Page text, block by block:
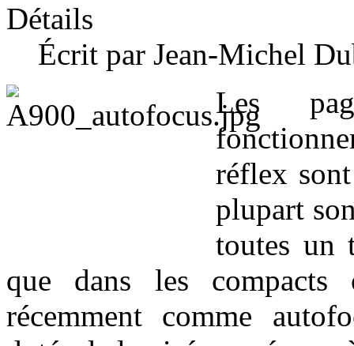
Détails
Écrit par Jean-Michel
Les
réflex
plupart
toutes un
que dans les
récemment comme